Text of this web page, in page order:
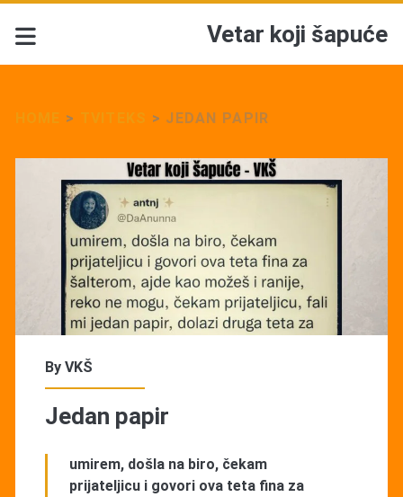
Vetar koji šapuće
> > JEDAN PAPIR
By VKŠ
Jedan papir
umirem, došla na biro, čekam
prijateljicu i govori ova teta fina za